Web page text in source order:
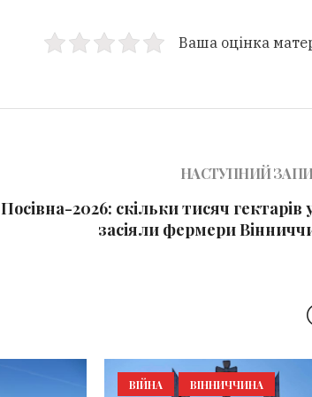
Ваша оцінка
НАСТУПНИЙ
Посівна-2026: скільки тисяч гектарів
засіяли фермери
ВІЙНА ВІННИЧЧИНА